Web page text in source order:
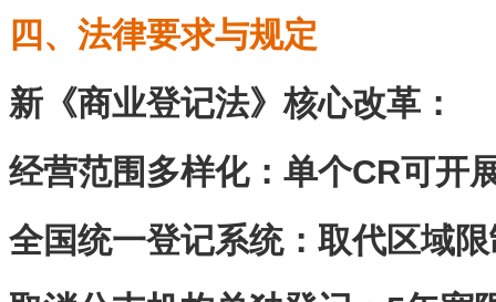
四、法律要求与规定
新《商业登记法》核心改革‌：
经营范围多样化：单个CR可开
全国统一登记系统：取代区域